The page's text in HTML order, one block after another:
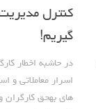
کنترل
گیریم!
در حاشبه اخطار
اسرار معاملاتی و
های به­حق